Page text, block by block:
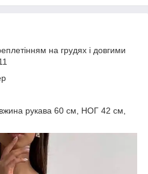
на грудях і довгими
рукава 60 см, НОГ 42 см,